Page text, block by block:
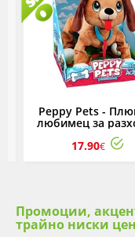
Peppy Pets -
любимец за
навън - Кафяво
17.90€
Промоции,
трайно ниски